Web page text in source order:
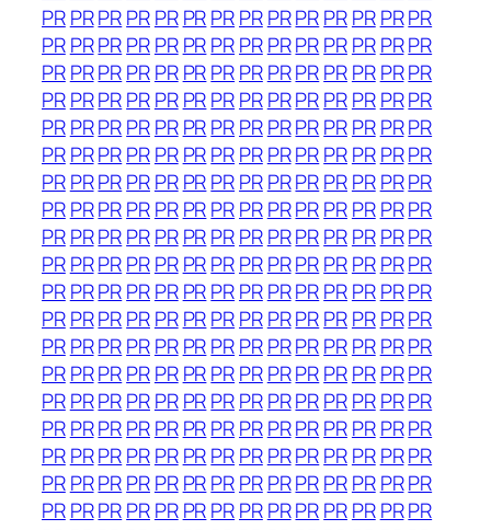
PRPRPRPRPR PRPRPRPRPRPRPR PRPR
PRPRPRPRPR PRPRPRPRPRPRPR PRPR
PRPRPRPRPR PRPRPRPRPRPRPR PRPR
PRPRPRPRPR PRPRPRPRPRPRPR PRPR
PRPRPRPRPR PRPRPRPRPRPRPR PRPR
PRPRPRPRPR PRPRPRPRPRPRPR PRPR
PRPRPRPRPR PRPRPRPRPRPRPR PRPR
PRPRPRPRPR PRPRPRPRPRPRPR PRPR
PRPRPRPRPR PRPRPRPRPRPRPR PRPR
PRPRPRPRPR PRPRPRPRPRPRPR PRPR
PRPRPRPRPR PRPRPRPRPRPRPR PRPR
PRPRPRPRPR PRPRPRPRPRPRPR PRPR
PRPRPRPRPR PRPRPRPRPRPRPR PRPR
PRPRPRPRPR PRPRPRPRPRPRPR PRPR
PRPRPRPRPR PRPRPRPRPRPRPR PRPR
PRPRPRPRPR PRPRPRPRPRPRPR PRPR
PRPRPRPRPR PRPRPRPRPRPRPR PRPR
PRPRPRPRPR PRPRPRPRPRPRPR PRPR
PRPRPRPRPR PRPRPRPRPRPRPR PRPR